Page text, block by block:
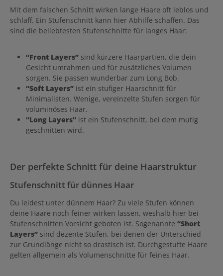
Mit dem falschen Schnitt wirken lange Haare oft leblos und
schlaff. Ein Stufenschnitt kann hier Abhilfe schaffen. Das
sind die beliebtesten Stufenschnitte für langes Haar:
“Front Layers” sind kürzere Haarpartien, die dein
Gesicht umrahmen und für zusätzliches Volumen
sorgen. Sie passen wunderbar zum Long Bob.
“Soft Layers” ist ein stufiger Haarschnitt für
Minimalisten. Wenige, vereinzelte Stufen sorgen für
voluminöses Haar.
“Long Layers” ist ein Stufenschnitt, bei dem mutig
geschnitten wird.
Der perfekte Schnitt für deine Haarstruktur
Stufenschnitt für dünnes Haar
Du leidest unter dünnem Haar? Zu viele Stufen können
deine Haare noch feiner wirken lassen, weshalb hier bei
Stufenschnitten Vorsicht geboten ist. Sogenannte “Short
Layers” sind dezente Stufen, bei denen der Unterschied
zur Grundlänge nicht so drastisch ist. Durchgestufte Haare
gelten allgemein als Volumenschnitte für feines Haar.